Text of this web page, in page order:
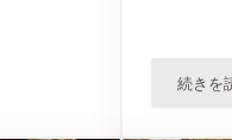
代のレトロカレーを食す続きを